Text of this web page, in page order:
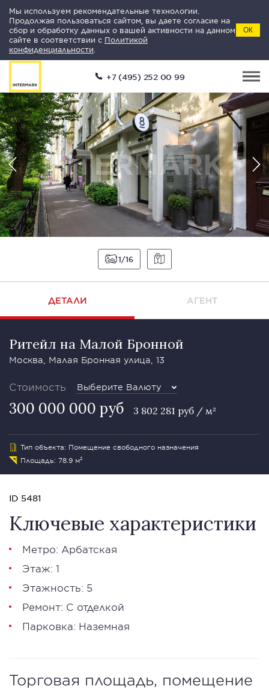
Мы используем рекомендательные технологии.
Продолжая пользоваться сайтом, вы даете согласие на
сбор и обработку данных о вашей активности на данном
сайте в соответствии с Политикой
конфиденциальности
ОК
+7 (495) 252 00 99
1 16
ДЕТАЛИ АГЕНТ
Ритейл на Малой Бронной
Москва, Малая Бронная улица, 13
Стоимость Выберите Валюту
300 000 000 руб 3 802 281 руб / м²
Тип объекта: Помещение свободного назначения
Площадь: 78.9 м²
ID 5481
Ключевые характеристики
Метро: Арбатская
Этаж: 1
Этажность: 5
Ремонт: С отделкой
Парковка: Наземная
Торговая площадь, помещение